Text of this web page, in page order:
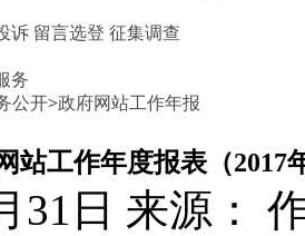
诉 留言选登 征集调查
务
公开>政府网站工作年报
站工作年度报表（2017
31日 来源：